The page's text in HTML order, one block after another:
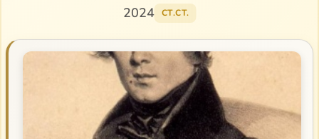
2024 СТ.СТ.